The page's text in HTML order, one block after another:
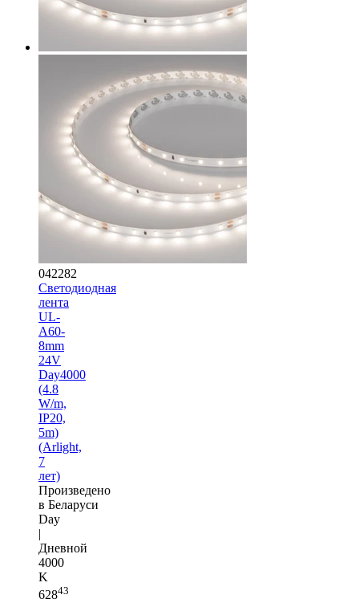
042282
Светодиодная
лента
UL-
A60-
8mm
24V
Day4000
(4.8
W/m,
IP20,
5m)
(Arlight,
7
лет)
Произведено
в Беларуси
Day
|
Дневной
4000
K
62843